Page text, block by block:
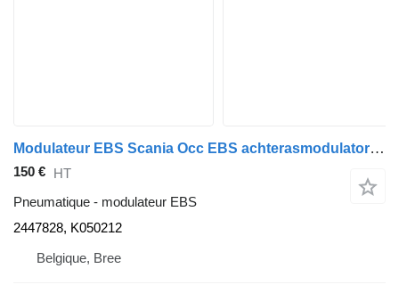
Modulateur EBS Scania Occ EBS achterasmodulator 2447828, K050212 pour camion
150 € HT
Pneumatique - modulateur EBS
2447828, K050212
Belgique, Bree